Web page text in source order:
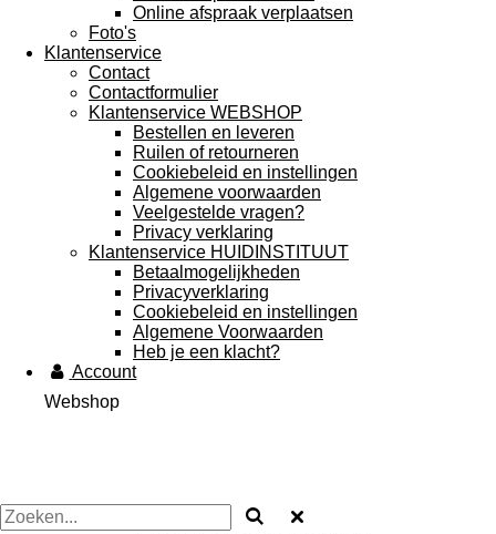
Online afspraak verplaatsen
Foto's
Klantenservice
Contact
Contactformulier
Klantenservice WEBSHOP
Bestellen en leveren
Ruilen of retourneren
Cookiebeleid en instellingen
Algemene voorwaarden
Veelgestelde vragen?
Privacy verklaring
Klantenservice HUIDINSTITUUT
Betaalmogelijkheden
Privacyverklaring
Cookiebeleid en instellingen
Algemene Voorwaarden
Heb je een klacht?
Account
Webshop